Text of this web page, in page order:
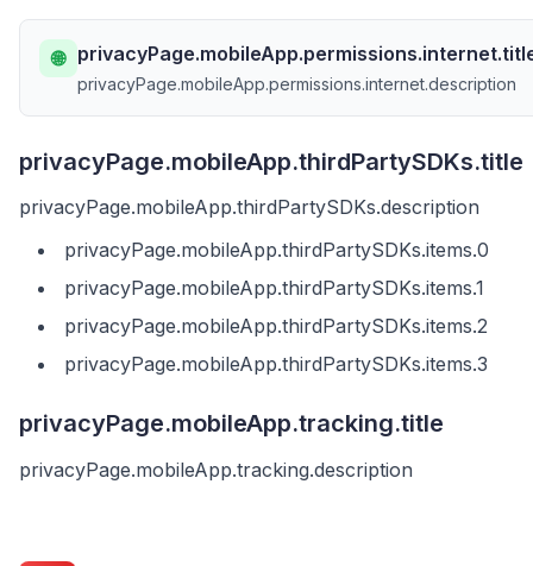
🌐
privacyPage.mobileApp.permissions.internet.description
privacyPage.mobileApp.thirdPartySDKs.title
privacyPage.mobileApp.thirdPartySDKs.description
privacyPage.mobileApp.thirdPartySDKs.items.0
privacyPage.mobileApp.thirdPartySDKs.items.1
privacyPage.mobileApp.thirdPartySDKs.items.2
privacyPage.mobileApp.thirdPartySDKs.items.3
privacyPage.mobileApp.tracking.title
privacyPage.mobileApp.tracking.description